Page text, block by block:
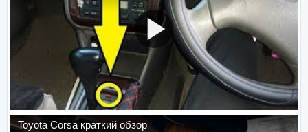
Toyota Corsa краткий обзор